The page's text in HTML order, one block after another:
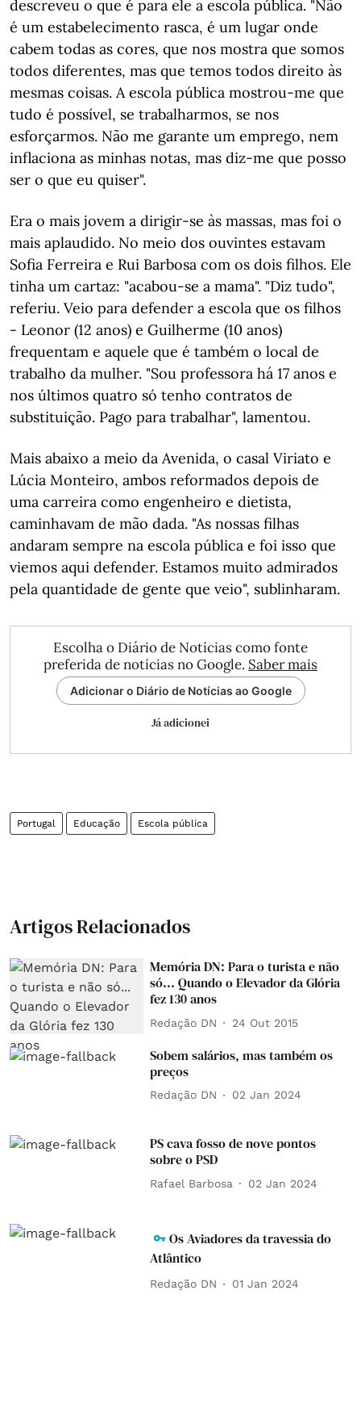
descreveu o que é para ele a escola pública. "Não
é um estabelecimento rasca, é um lugar onde
cabem todas as cores, que nos mostra que somos
todos diferentes, mas que temos todos direito às
mesmas coisas. A escola pública mostrou-me que
tudo é possível, se trabalharmos, se nos
esforçarmos. Não me garante um emprego, nem
inflaciona as minhas notas, mas diz-me que posso
ser o que eu quiser".
Era o mais jovem a dirigir-se às massas, mas foi o
mais aplaudido. No meio dos ouvintes estavam
Sofia Ferreira e Rui Barbosa com os dois filhos. Ele
tinha um cartaz: "acabou-se a mama". "Diz tudo",
referiu. Veio para defender a escola que os filhos
- Leonor (12 anos) e Guilherme (10 anos)
frequentam e aquele que é também o local de
trabalho da mulher. "Sou professora há 17 anos e
nos últimos quatro só tenho contratos de
substituição. Pago para trabalhar", lamentou.
Mais abaixo a meio da Avenida, o casal Viriato e
Lúcia Monteiro, ambos reformados depois de
uma carreira como engenheiro e dietista,
caminhavam de mão dada. "As nossas filhas
andaram sempre na escola pública e foi isso que
viemos aqui defender. Estamos muito admirados
pela quantidade de gente que veio", sublinharam.
Escolha o Diário de Notícias como fonte
preferida de notícias no Google. Saber mais
Adicionar o Diário de Notícias ao Google
Já adicionei
Portugal Educação Escola pública
Artigos Relacionados
Memória DN: Para o turista e não
só... Quando o Elevador da Glória
fez 130 anos
Redação DN 24 Out 2015
Sobem salários, mas também os
preços
Redação DN 02 Jan 2024
PS cava fosso de nove pontos
sobre o PSD
Rafael Barbosa 02 Jan 2024
Os Aviadores da travessia do
Atlântico
Redação DN 01 Jan 2024